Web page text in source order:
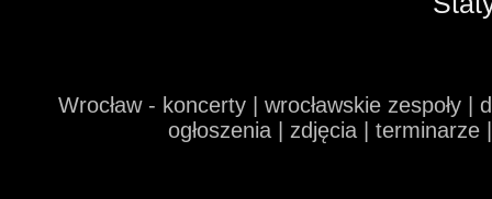
Wrocław - koncerty | wrocławskie zespoły
ogłoszenia | zdjęcia |